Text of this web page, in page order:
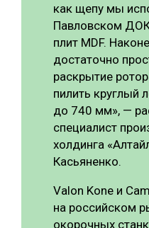
как щепу мы
Павловском
плит MDF.
достаточно
раскрытие
пилить круглый
до 740 мм», —
специалист
холдинга
Касьяненко.
Valon Kone и
на российском
окорочных